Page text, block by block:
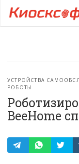
УСТРОЙСТВА
РОБОТЫ
BeeHome